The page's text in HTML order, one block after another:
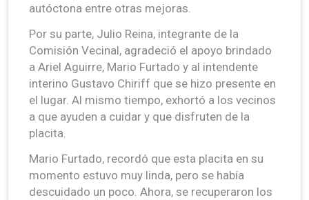
autóctona entre otras mejoras.
Por su parte, Julio Reina, integrante de la
Comisión Vecinal, agradeció el apoyo brindado
a Ariel Aguirre, Mario Furtado y al intendente
interino Gustavo Chiriff que se hizo presente en
el lugar. Al mismo tiempo, exhortó a los vecinos
a que ayuden a cuidar y que disfruten de la
placita.
Mario Furtado, recordó que esta placita en su
momento estuvo muy linda, pero se había
descuidado un poco. Ahora, se recuperaron los